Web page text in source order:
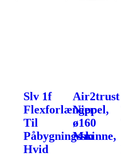
Slv 1f
Flexforlænger
Til
Påbygningsskinne,
Hvid
Air2trust
Nippel,
ø160
Mm